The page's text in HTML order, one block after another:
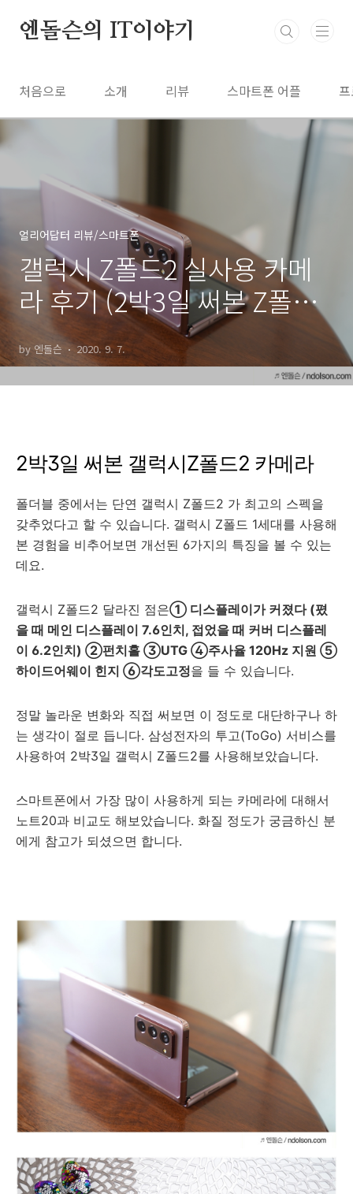
엔돌슨의 IT이야기
처음으로 소개 리뷰 스마트폰 어플
얼리어답터 리뷰/스마트폰
갤럭시 Z폴드2 실사용 카메
라 후기 (2박3일 써본 Z폴드2
카메라)
by 엔돌슨 2020. 9. 7.
2박3일 써본 갤럭시Z폴드2 카메라
폴더블 중에서는 단연 갤럭시 Z폴드2 가 최고의 스펙을
갖추었다고 할 수 있습니다. 갤럭시 Z폴드 1세대를 사용해
본 경험을 비추어보면 개선된 6가지의 특징을 볼 수 있는
데요.
갤럭시 Z폴드2 달라진 점은① 디스플레이가 커졌다 (폈
을 때 메인 디스플레이 7.6인치, 접었을 때 커버 디스플레
이 6.2인치) ②펀치홀 ③UTG ④주사율 120Hz 지원 ⑤
하이드어웨이 힌지 ⑥각도고정을 들 수 있습니다.
정말 놀라운 변화와 직접 써보면 이 정도로 대단하구나 하
는 생각이 절로 듭니다. 삼성전자의 투고(ToGo) 서비스를
사용하여 2박3일 갤럭시 Z폴드2를 사용해보았습니다.
스마트폰에서 가장 많이 사용하게 되는 카메라에 대해서
노트20과 비교도 해보았습니다. 화질 정도가 궁금하신 분
에게 참고가 되셨으면 합니다.